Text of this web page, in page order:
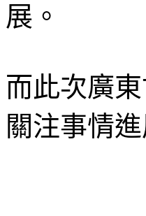
展。
而此次廣
關注事情進